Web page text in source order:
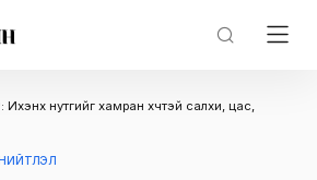
нутгийг хамран хүчтэй салхи, цас,